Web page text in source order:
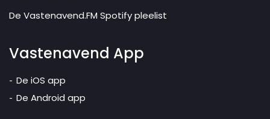
De Vastenavend.FM Spotify pleelist
Vastenavend App
De iOS app
De Android app